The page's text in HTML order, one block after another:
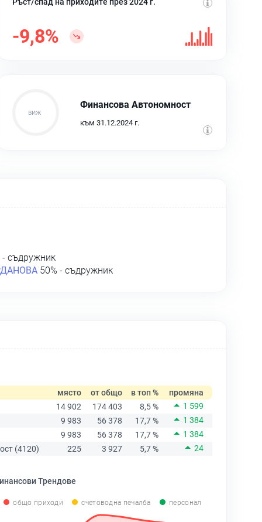
-9,8%
Финансова Автономност
към 31.12.2024 г.
съдружник
50% - съдружник
място от общо в топ %
промяна
14 902
174 403 8,5 %
1 599
9 983
56 378 17,7 %
1 384
9 983
56 378 17,7 %
1 384
(4120)
225 3 927 5,7 % 24
Трендове
общо приходи счетоводна печалба персонал